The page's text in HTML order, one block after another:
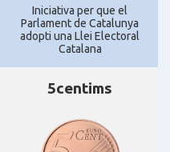
Iniciativa per que el
Parlament de Catalunya
adopti una Llei Electoral
Catalana
5centims